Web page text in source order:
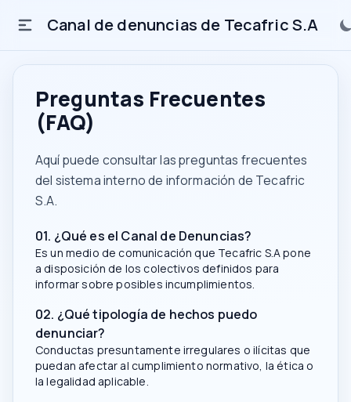
Canal de denuncias de Tecafric S.A
Preguntas Frecuentes
(FAQ)
Aquí puede consultar las preguntas frecuentes
del sistema interno de información de Tecafric
S.A.
01. ¿Qué es el Canal de Denuncias?
Es un medio de comunicación que Tecafric S.A pone
a disposición de los colectivos definidos para
informar sobre posibles incumplimientos.
02. ¿Qué tipología de hechos puedo
denunciar?
Conductas presuntamente irregulares o ilícitas que
puedan afectar al cumplimiento normativo, la ética o
la legalidad aplicable.